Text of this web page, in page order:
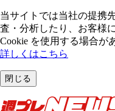
当サイトでは当社の提携
査・分析したり、お客様
Cookie を使⽤する場合が
詳しくはこちら
閉じる